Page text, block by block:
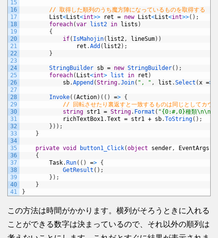
15
16
17
18
19
20
21
22
23
24
25
26
27
28
29
30
31
32
33
34
35
36
37
38
39
40
41
// 取得した順列のうち魔方陣になっているものを取得する
List<List<int>> ret = new List<List<int>>( ) ;
foreach(var list2 in lists )
{
if( IsMahojin( list2, lineSum) )
ret .Add ( list2) ;
}
StringBuilder sb = new StringBuilder( ) ;
foreach( List<int> list in ret )
sb.Append (String.Join( ", " , list .Select (x =>
Invoke( (Action) ( ( ) => {
// 回転させたり裏返すと一致するものは同じとしてカウ
string str1 = String. Format ( "{0:#,0}種類\n\n"
richTextBox1.Text = str1 + sb.ToString( ) ;
} ) ) ;
}
private void button1_Click(object sender, EventArgs
{
Task. Run( ( ) => {
GetResult ( ) ;
} ) ;
}
}
この方法は時間がかかります。横列がそろうときに入れる
ことができる数字は決まっているので、それ以外の順列は